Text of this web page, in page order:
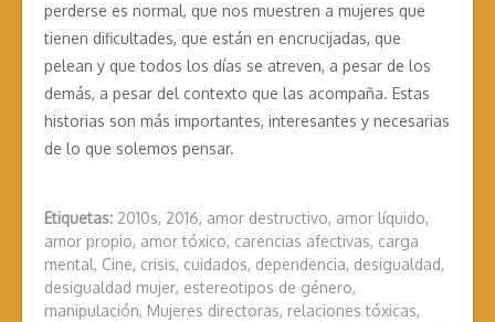
perderse es normal, que nos muestren a mujeres que
tienen dificultades, que están en encrucijadas, que
pelean y que todos los días se atreven, a pesar de los
demás, a pesar del contexto que las acompaña. Estas
historias son más importantes, interesantes y necesarias
de lo que solemos pensar.
Etiquetas: 2010s, 2016, amor destructivo, amor líquido,
amor propio, amor tóxico, carencias afectivas, carga
mental, Cine, crisis, cuidados, dependencia, desigualdad,
desigualdad mujer, estereotipos de género,
manipulación, Mujeres directoras, relaciones tóxicas,